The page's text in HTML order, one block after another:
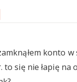
konto
to się nie łapię na